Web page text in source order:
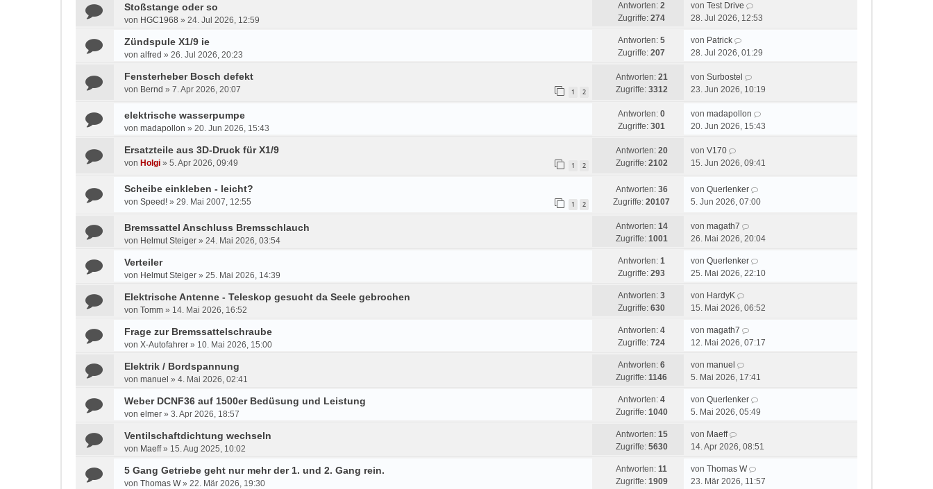
i
t
Stoßstange oder so
von HGC1968 » 24. Jul 2026, 12:59
Antworten: 2
Zugriffe: 274
von Test Drive
28. Jul 2026, 12:53
Zündspule X1/9 ie
von alfred » 26. Jul 2026, 20:23
Antworten: 5
Zugriffe: 207
von Patrick
28. Jul 2026, 01:29
Fensterheber Bosch defekt
von Bernd » 7. Apr 2026, 20:07 1 2
Antworten: 21
Zugriffe: 3312
von Surbostel
23. Jun 2026, 10:19
elektrische wasserpumpe
von madapollon » 20. Jun 2026, 15:43
Antworten: 0
Zugriffe: 301
von madapollon
20. Jun 2026, 15:43
Ersatzteile aus 3D-Druck für X1/9
von Holgi » 5. Apr 2026, 09:49 1 2
Antworten: 20
Zugriffe: 2102
von V170
15. Jun 2026, 09:41
Scheibe einkleben - leicht?
von Speed! » 29. Mai 2007, 12:55 1 2
Antworten: 36
Zugriffe: 20107
von Querlenker
5. Jun 2026, 07:00
Bremssattel Anschluss Bremsschlauch
von Helmut Steiger » 24. Mai 2026, 03:54
Antworten: 14
Zugriffe: 1001
von magath7
26. Mai 2026, 20:04
Verteiler
von Helmut Steiger » 25. Mai 2026, 14:39
Antworten: 1
Zugriffe: 293
von Querlenker
25. Mai 2026, 22:10
Elektrische Antenne - Teleskop gesucht da Seele gebrochen
von Tomm » 14. Mai 2026, 16:52
Antworten: 3
Zugriffe: 630
von HardyK
15. Mai 2026, 06:52
Frage zur Bremssattelschraube
von X-Autofahrer » 10. Mai 2026, 15:00
Antworten: 4
Zugriffe: 724
von magath7
12. Mai 2026, 07:17
Elektrik / Bordspannung
von manuel » 4. Mai 2026, 02:41
Antworten: 6
Zugriffe: 1146
von manuel
5. Mai 2026, 17:41
Weber DCNF36 auf 1500er Bedüsung und Leistung
von elmer » 3. Apr 2026, 18:57
Antworten: 4
Zugriffe: 1040
von Querlenker
5. Mai 2026, 05:49
Ventilschaftdichtung wechseln
von Maeff» 15. Aug 2025, 10:02
Antworten: 15
Zugriffe: 5630
von Maeff
14. Apr 2026, 08:51
5 Gang Getriebe geht nur mehr der 1. und 2. Gang rein.
von Thomas W» 22. Mär 2026, 19:30
Antworten: 11
Zugriffe: 1909
von Thomas W
23. Mär 2026, 11:57